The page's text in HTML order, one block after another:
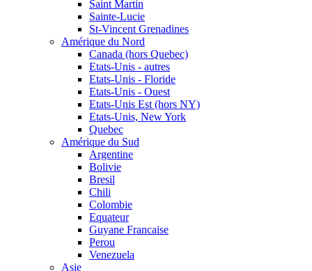
Saint Martin
Sainte-Lucie
St-Vincent Grenadines
Amérique du Nord
Canada (hors Quebec)
Etats-Unis - autres
Etats-Unis - Floride
Etats-Unis - Ouest
Etats-Unis Est (hors NY)
Etats-Unis, New York
Quebec
Amérique du Sud
Argentine
Bolivie
Bresil
Chili
Colombie
Equateur
Guyane Francaise
Perou
Venezuela
Asie